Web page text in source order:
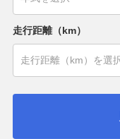
走行距離（km）